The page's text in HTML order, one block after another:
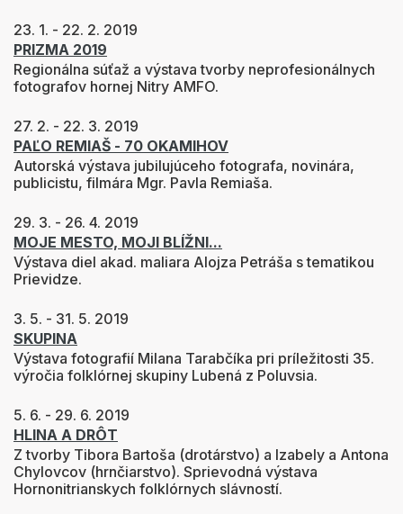
23. 1. - 22. 2. 2019
PRIZMA 2019
Regionálna súťaž a výstava tvorby neprofesionálnych
fotografov hornej Nitry AMFO.
27. 2. - 22. 3. 2019
PAĽO REMIAŠ - 70 OKAMIHOV
Autorská výstava jubilujúceho fotografa, novinára,
publicistu, filmára Mgr. Pavla Remiaša.
29. 3. - 26. 4. 2019
MOJE MESTO, MOJI BLÍŽNI...
Výstava diel akad. maliara Alojza Petráša s tematikou
Prievidze.
3. 5. - 31. 5. 2019
SKUPINA
Výstava fotografií Milana Tarabčíka pri príležitosti 35.
výročia folklórnej skupiny Lubená z Poluvsia.
5. 6. - 29. 6. 2019
HLINA A DRÔT
Z tvorby Tibora Bartoša (drotárstvo) a Izabely a Antona
Chylovcov (hrnčiarstvo). Sprievodná výstava
Hornonitrianskych folklórnych slávností.